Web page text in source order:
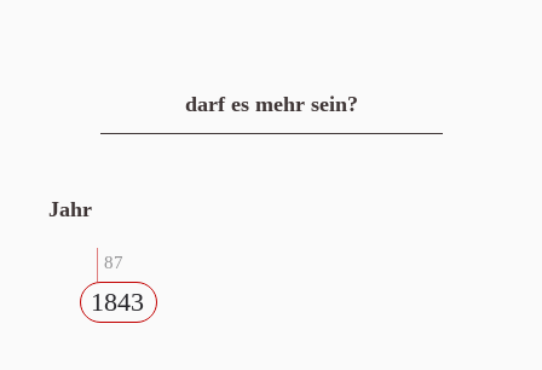
darf es mehr sein?
Jahr
87
1843